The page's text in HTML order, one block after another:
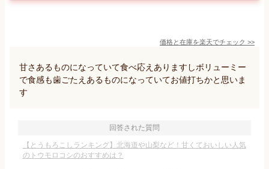
価格と在庫を楽天でチェック >>
甘さあるものになっていて食べ応えありますしボリューミー
で食感も歯ごたえあるものになっていてお値打ちかと思いま
す
回答された質問
【とうもろこしランキング】北海道や山梨など！甘くておいしい人気
のトウモロコシのおすすめは？